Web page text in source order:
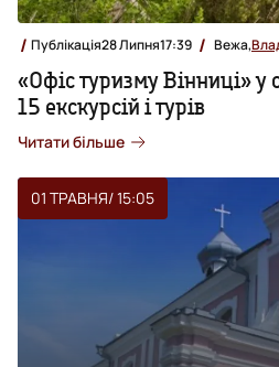
Публікація28 Липня17:39 Вежа,
«Офіс туризму Вінниці» у
15 екскурсій і турів
Читати більше
01 ТРАВНЯ/ 15:05